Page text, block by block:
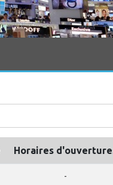
Horaires
-